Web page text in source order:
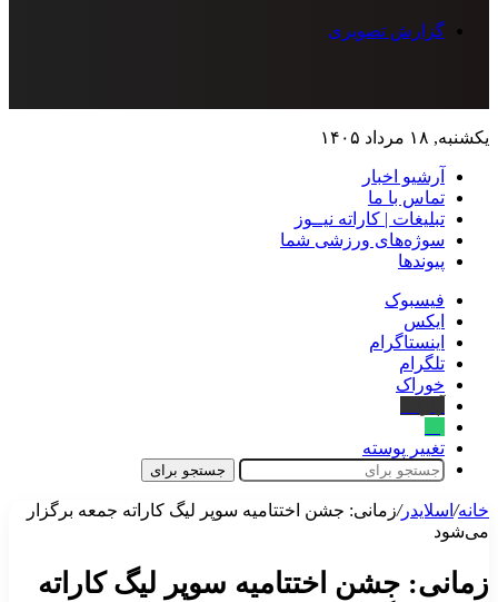
گزارش تصویری
یکشنبه, ۱۸ مرداد ۱۴۰۵
آرشیو اخبار
تماس‌ با‌ ما
تبلیغات | کاراته نیــوز
سوژه‌های ورزشی شما
پیوندها
فیسبوک
ایکس
اینستاگرام
تلگرام
خوراک
تغییر پوسته
جستجو برای
خانه/ اسلایدر/زمانی: جشن اختتامیه سوپر‌ لیگ‌ کاراته جمعه برگزار
می‌شود
زمانی: جشن اختتامیه سوپر‌ لیگ‌ کاراته